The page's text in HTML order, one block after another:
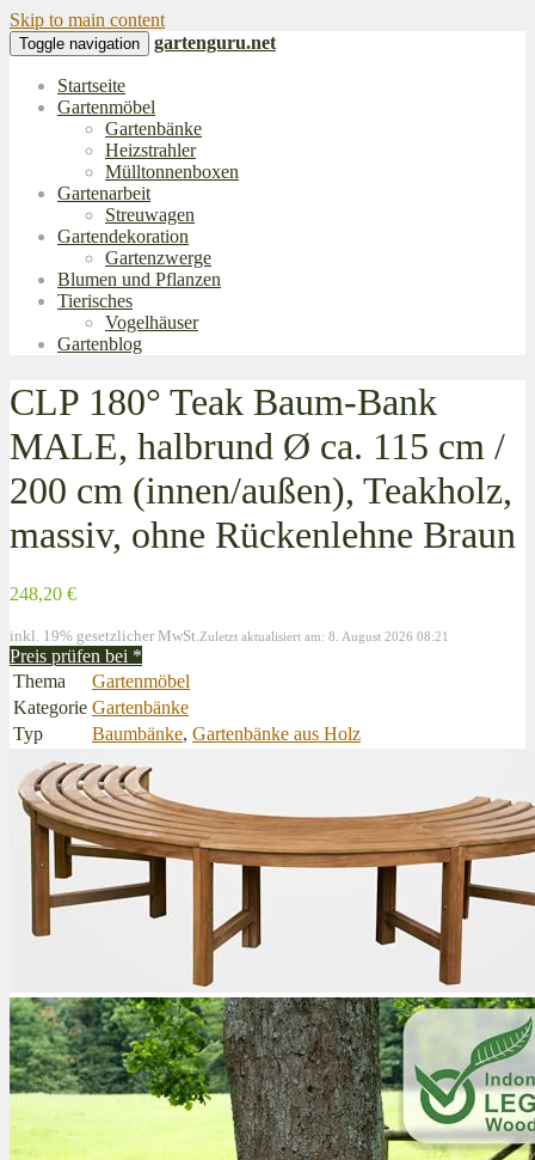
Skip to main content
Toggle navigation gartenguru.net
Startseite
Gartenmöbel
Gartenbänke
Heizstrahler
Mülltonnenboxen
Gartenarbeit
Streuwagen
Gartendekoration
Gartenzwerge
Blumen und Pflanzen
Tierisches
Vogelhäuser
Gartenblog
CLP 180° Teak Baum-Bank
MALE, halbrund Ø ca. 115 cm /
200 cm (innen/außen), Teakholz,
massiv, ohne Rückenlehne Braun
248,20 €
inkl. 19% gesetzlicher MwSt. Zuletzt aktualisiert am: 8. August 2026 08:21
Preis prüfen bei *
Thema
Gartenmöbel
Kategorie Gartenbänke
Typ
Baumbänke, Gartenbänke aus Holz